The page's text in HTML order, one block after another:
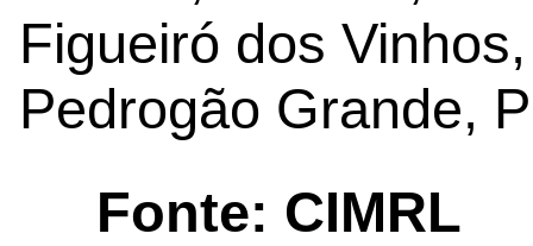
Figueiró dos
Pedrogão Grande,
Fonte: CIMRL